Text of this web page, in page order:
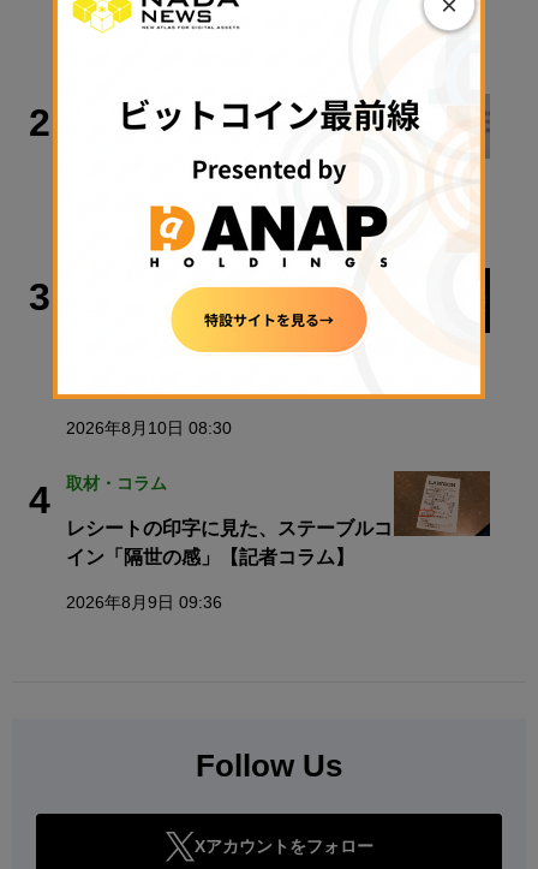
請【日曜日に読みたい厳選10本】
2 犯罪・事故
ッカー集団を提訴
2026年8月10日 10:22
3
米ビットコイン現物ETF、4月以来最
高の資金流入── 「Coldcard」との関
2026年8月10日 08:30
4 取材・コラム
レシートの印字に見た、ステーブルコ
イン「隔世の感」【記者コラム】
2026年8月9日 09:36
Follow Us
Xアカウントをフォロー